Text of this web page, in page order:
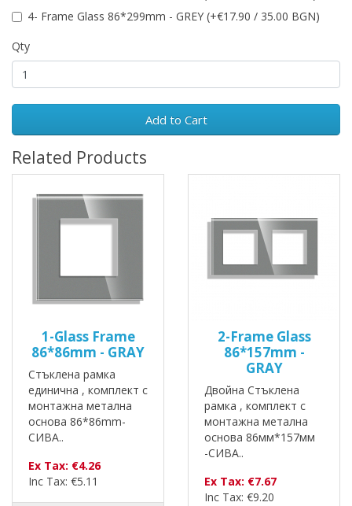
4- Frame Glass 86*299mm - GREY (+€17.90 / 35.00 BGN)
Qty
Add to Cart
Related Products
1-Glass Frame
86*86mm - GRAY
Стъклена рамка
единична , комплект с
монтажна метална
основа 86*86mm-
СИВА..
Ex Tax: €4.26
Inc Tax: €5.11
2-Frame Glass
86*157mm -
GRAY
Двойна Стъклена
рамка , комплект с
монтажна метална
основа 86мм*157мм
-СИВА..
Ex Tax: €7.67
Inc Tax: €9.20